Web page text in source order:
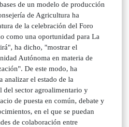
de un modelo de producción
de Agricultura ha
de la celebración del Foro
como una oportunidad para La
ha dicho, "mostrar el
Autónoma en materia de
De este modo, ha
analizar el estado de la
del sector agroalimentario y
de puesta en común, debate y
en el que se puedan
de colaboración entre